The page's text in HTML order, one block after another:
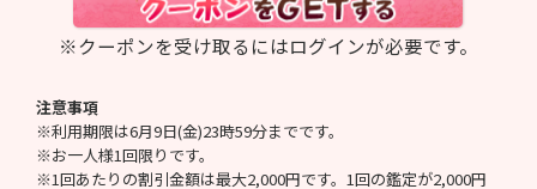
※クーポンを受け取るにはログインが必要です。
注意事項
※利用期限は6月9日(金)23時59分までです。
※お一人様1回限りです。
※1回あたりの割引金額は最大2,000円です。1回の鑑定が2,000円